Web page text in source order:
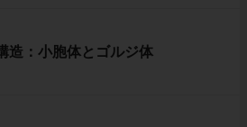
造：小胞体とゴルジ体